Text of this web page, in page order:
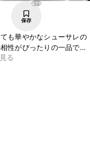
475
保存
も華やかなシューサレの
性がぴったりの一品です
お作りいただけますの
る